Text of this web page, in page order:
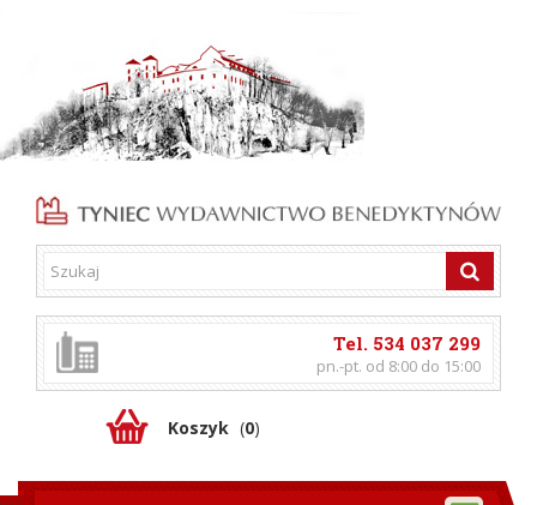
Tel. 534 037 299
pn.-pt. od 8:00 do 15:00
Koszyk (0)